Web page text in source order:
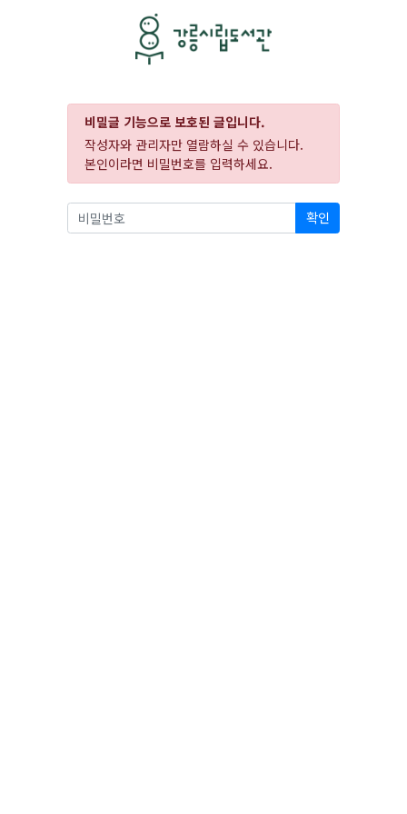
비밀글 기능으로 보호된 글입니다.
작성자와 관리자만 열람하실 수 있습니다.
본인이라면 비밀번호를 입력하세요.
확인